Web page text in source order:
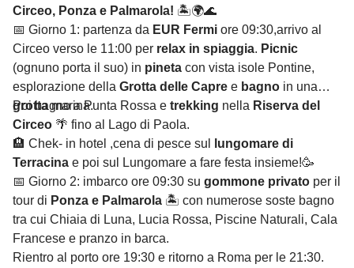
Circeo, Ponza e Palmarola! 🏝️🌍🌊
📅 Giorno 1: partenza da EUR Fermi ore 09:30,arrivo al
Circeo verso le 11:00 per relax in spiaggia. Picnic
(ognuno porta il suo) in pineta con vista isole Pontine,
esplorazione della Grotta delle Capre e bagno in una
grottamarina.
Poi bagno a Punta Rossa e trekking nella Riserva del
Circeo 🌴 fino al Lago di Paola.
🏨 Chek- in hotel ,cena di pesce sul
lungomare di
Terracina e poi sul Lungomare a fare festa insieme!🥳
📅 Giorno 2: imbarco ore 09:30 su gommone privato per il
tour di Ponza e Palmarola 🏝️ con numerose soste bagno
tra cui Chiaia di Luna, Lucia Rossa, Piscine Naturali, Cala
Francese e pranzo in barca.
Rientro al porto ore 19:30 e ritorno a Roma per le 21:30.